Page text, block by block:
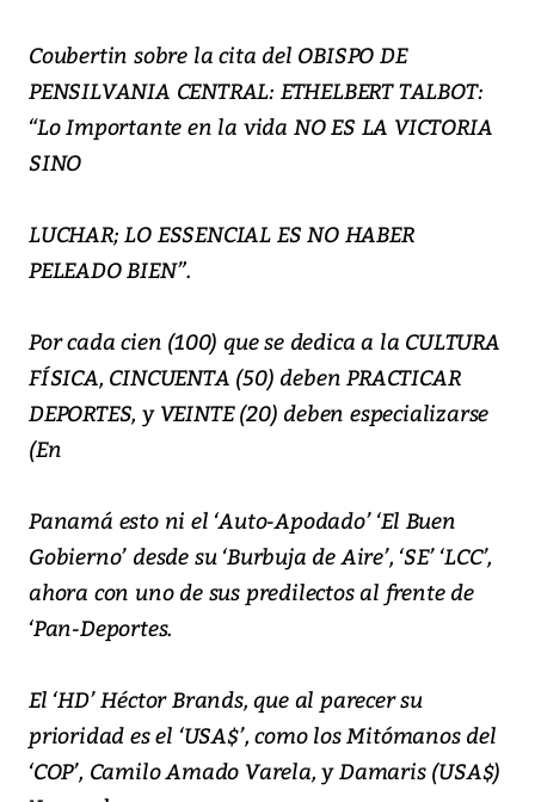
Coubertin sobre la cita del OBISPO DE
PENSILVANIA CENTRAL: ETHELBERT TALBOT:
“Lo Importante en la vida NO ES LA VICTORIA
SINO
LUCHAR; LO ESSENCIAL ES NO HABER
PELEADO BIEN”.
Por cada cien (100) que se dedica a la CULTURA
FÍSICA, CINCUENTA (50) deben PRACTICAR
DEPORTES, y VEINTE (20) deben especializarse
(En
Panamá esto ni el ‘Auto-Apodado’ ‘El Buen
Gobierno’ desde su ‘Burbuja de Aire’, ‘SE’ ‘LCC’,
ahora con uno de sus predilectos al frente de
‘Pan-Deportes.
El ‘HD’ Héctor Brands, que al parecer su
prioridad es el ‘USA$’, como los Mitómanos del
‘COP’, Camilo Amado Varela, y Damaris (USA$)